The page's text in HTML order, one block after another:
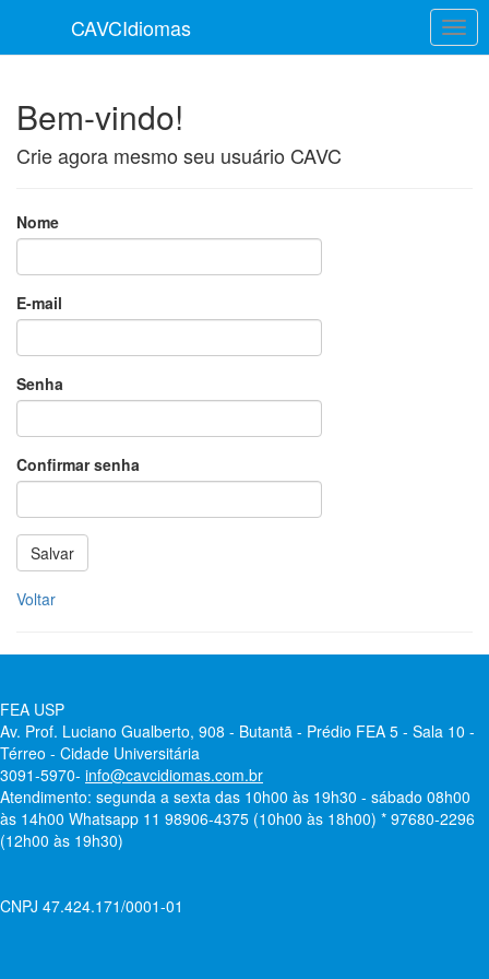
CAVCIdiomas
Bem-vindo!
Crie agora mesmo seu usuário CAVC
Nome
E-mail
Senha
Confirmar senha
Voltar
FEA USP
Av. Prof. Luciano Gualberto, 908 - Butantã - Prédio FEA 5 - Sala 10 -
Térreo - Cidade Universitária
3091-5970- info@cavcidiomas.com.br
Atendimento: segunda a sexta das 10h00 às 19h30 - sábado 08h00
às 14h00 Whatsapp 11 98906-4375 (10h00 às 18h00) * 97680-2296
(12h00 às 19h30)
CNPJ 47.424.171/0001-01